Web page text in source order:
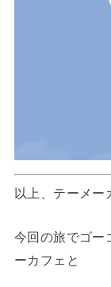
以上、テーメー
今回の旅でゴー
ーカフェと